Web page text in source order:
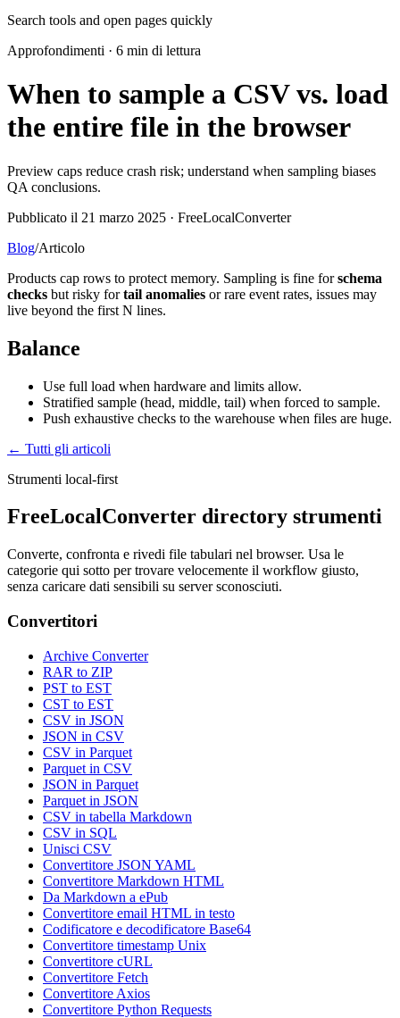
Search tools and open pages quickly
Approfondimenti · 6 min di lettura
When to sample a CSV vs. load
the entire file in the browser
Preview caps reduce crash risk; understand when sampling biases
QA conclusions.
Pubblicato il 21 marzo 2025 · FreeLocalConverter
Blog/Articolo
Products cap rows to protect memory. Sampling is fine for schema
checks but risky for tail anomalies or rare event rates, issues may
live beyond the first N lines.
Balance
Use full load when hardware and limits allow.
Stratified sample (head, middle, tail) when forced to sample.
Push exhaustive checks to the warehouse when files are huge.
← Tutti gli articoli
Strumenti local-first
FreeLocalConverter directory strumenti
Converte, confronta e rivedi file tabulari nel browser. Usa le
categorie qui sotto per trovare velocemente il workflow giusto,
senza caricare dati sensibili su server sconosciuti.
Convertitori
Archive Converter
RAR to ZIP
PST to EST
CST to EST
CSV in JSON
JSON in CSV
CSV in Parquet
Parquet in CSV
JSON in Parquet
Parquet in JSON
CSV in tabella Markdown
CSV in SQL
Unisci CSV
Convertitore JSON YAML
Convertitore Markdown HTML
Da Markdown a ePub
Convertitore email HTML in testo
Codificatore e decodificatore Base64
Convertitore timestamp Unix
Convertitore cURL
Convertitore Fetch
Convertitore Axios
Convertitore Python Requests